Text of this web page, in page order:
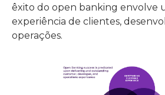
êxito do open banking envolve
experiência de clientes,
operações.